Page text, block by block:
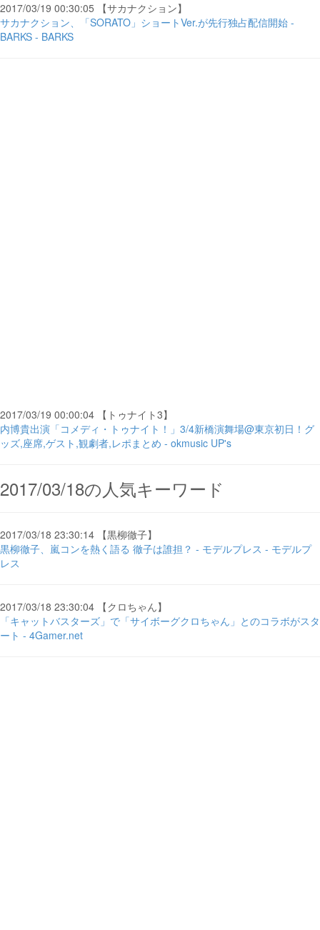
2017/03/19 00:30:05 【サカナクション】
サカナクション、「SORATO」ショートVer.が先行独占配信開始 -
BARKS - BARKS
2017/03/19 00:00:04 【トゥナイト3】
内博貴出演「コメディ・トゥナイト！」3/4新橋演舞場@東京初日！グ
ッズ,座席,ゲスト,観劇者,レポまとめ - okmusic UP's
2017/03/18の人気キーワード
2017/03/18 23:30:14 【黒柳徹子】
黒柳徹子、嵐コンを熱く語る 徹子は誰担？ - モデルプレス - モデルプ
レス
2017/03/18 23:30:04 【クロちゃん】
「キャットバスターズ」で「サイボーグクロちゃん」とのコラボがスタ
ート - 4Gamer.net